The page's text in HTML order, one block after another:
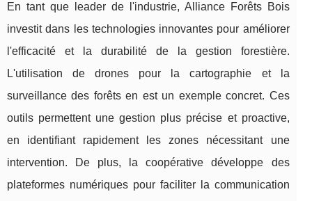
En tant que leader de l'industrie, Alliance Forêts Bois
investit dans les technologies innovantes pour améliorer
l'efficacité et la durabilité de la gestion forestière.
L'utilisation de drones pour la cartographie et la
surveillance des forêts en est un exemple concret. Ces
outils permettent une gestion plus précise et proactive,
en identifiant rapidement les zones nécessitant une
intervention. De plus, la coopérative développe des
plateformes numériques pour faciliter la communication